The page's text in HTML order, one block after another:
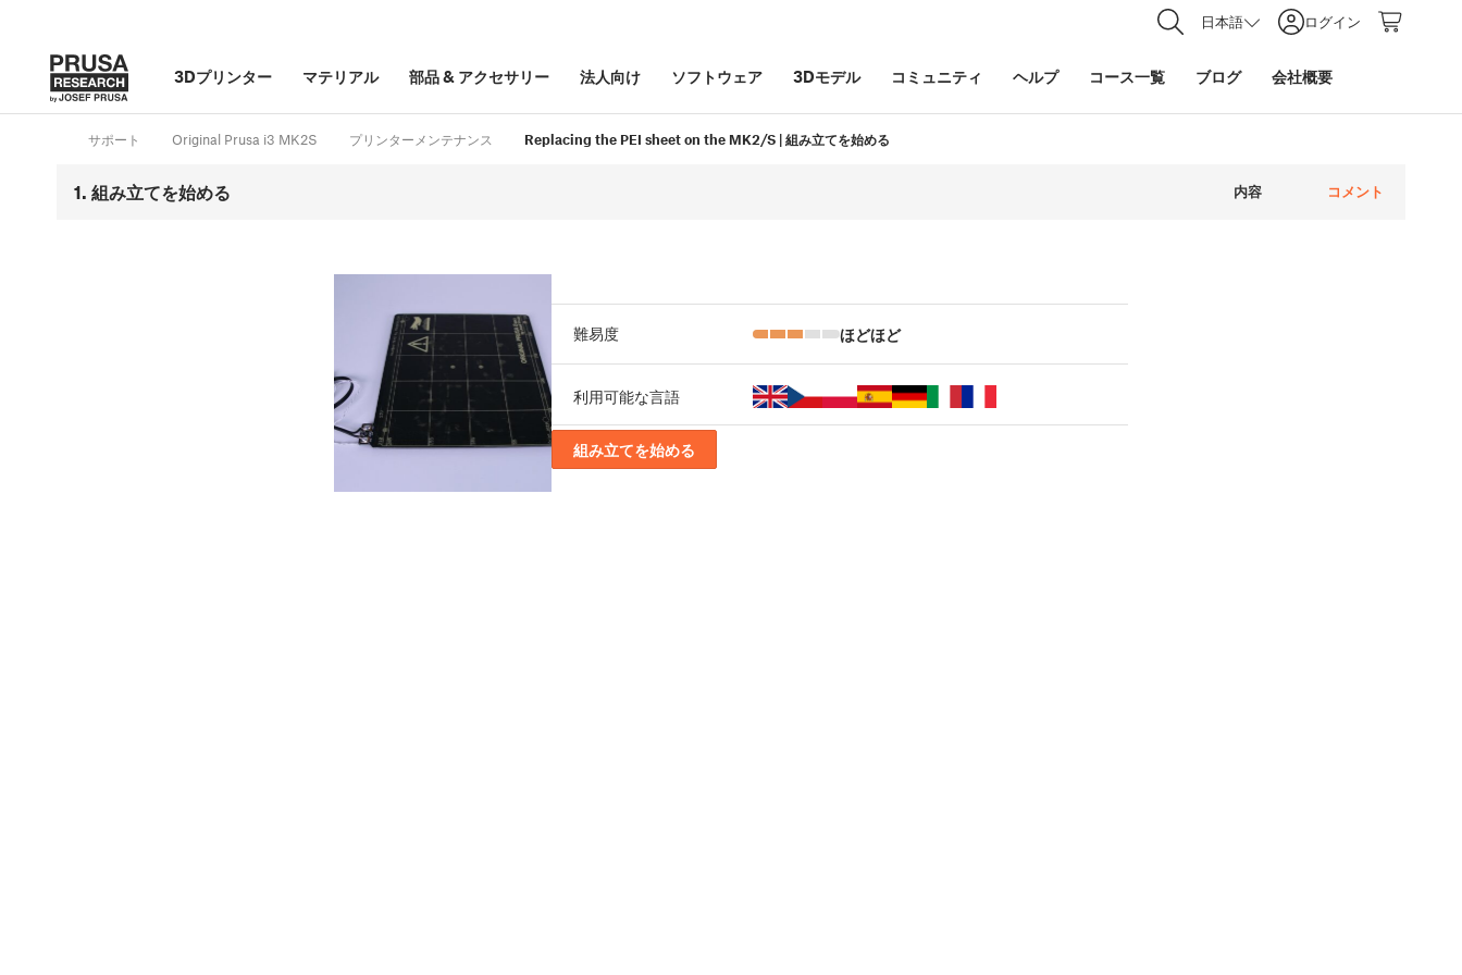
日本語 ログイン
3Dプリンター マテリアル 部品& アクセサリー 法人向け ソフトウェア 3Dモデル コミュニティ ヘルプ コース一覧 ブログ 会社概要
サポート Original Prusa i3 MK2S プリンターメンテナンス Replacing the PEI sheet on the MK2/S | 組み立てを始める
1. 組み立てを始める 内容 コメント
難易度 ほどほど
利用可能な言語
組み立てを始める